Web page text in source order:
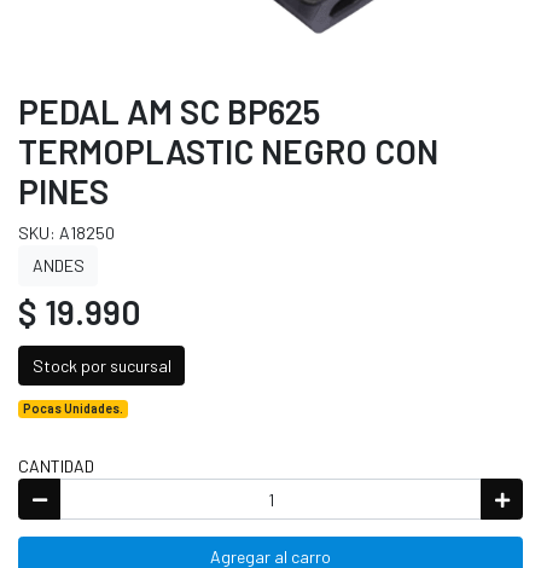
PEDAL AM SC BP625
TERMOPLASTIC NEGRO CON
PINES
SKU: A18250
ANDES
$ 19.990
Stock por sucursal
Pocas Unidades.
CANTIDAD
Agregar al carro